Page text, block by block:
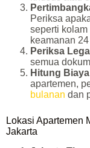
Periksa
seperti kolam
keamanan
Periksa
semua
Hitung
apartemen,
bulanan dan
Lokasi Apartemen
Jakarta